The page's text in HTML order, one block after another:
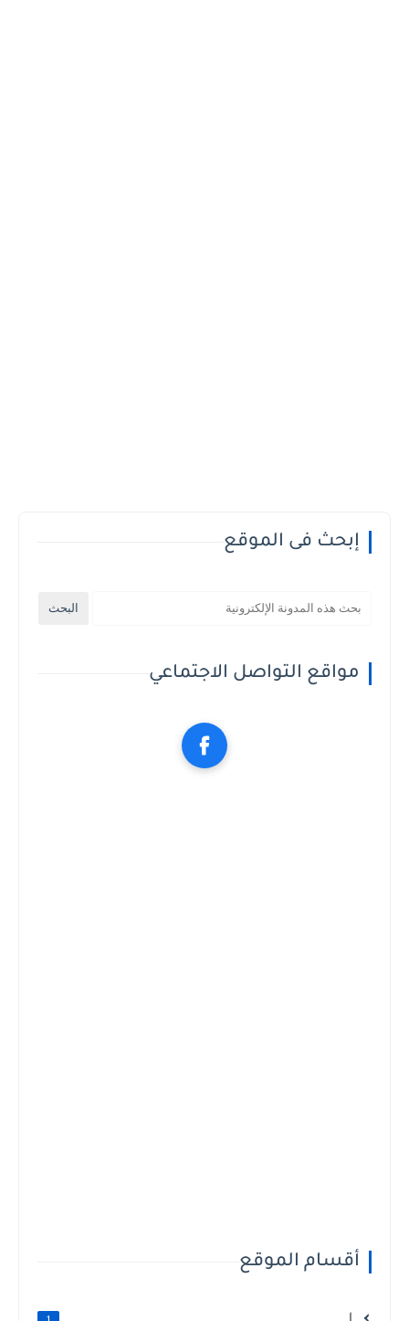
إبحث فى الموقع
مواقع التواصل الاجتماعي
أقسام الموقع